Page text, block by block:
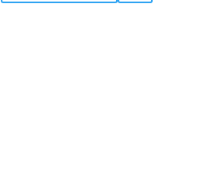
may
range:
product